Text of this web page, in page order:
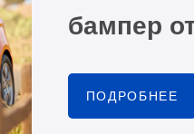
бампер
ПОДРОБНЕЕ